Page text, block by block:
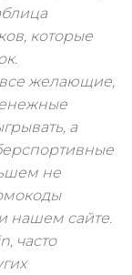
которые
все желающие,
а
не
нашем сайте.
часто